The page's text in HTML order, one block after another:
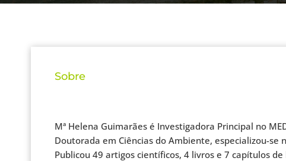
Sobre
Mª Helena Guimarães é Investigadora Principal no
Doutorada em Ciências do Ambiente, especializou-
Publicou 49 artigos científicos, 4 livros e 7 capítulos